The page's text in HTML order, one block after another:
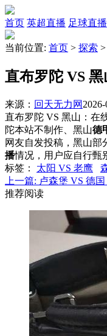
首页 英超直播 足球直播
当前位置: 首页 > 探索 >
直布罗陀 VS 黑
来源： 回天无力网
直布罗陀 VS 黑山：在
陀本站不制作、黑山德
网友自发投稿，黑山部
播情况，用户应自行甄
标签 ： 太阳 VS 老鹰
上一篇: 卢森堡 VS 德国
推荐阅读